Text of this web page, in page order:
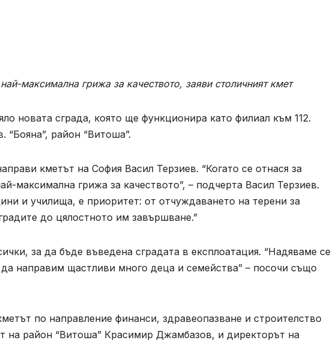
максимална грижа за качеството, заяви столичният кмет
новата сграда, която ще функционира като филиал към 112.
“Бояна”, район “Витоша”.
кметът на София Васил Терзиев. “Когато се отнася за
максимална грижа за качеството”, – подчерта Васил Терзиев.
и училища, е приоритет: от отчуждаването на терени за
до цялостното им завършване.”
за да бъде въведена сградата в експлоатация. “Надяваме се
направим щастливи много деца и семейства” – посочи също
по направление финанси, здравеопазване и строителство
на район “Витоша” Красимир Джамбазов, и директорът на